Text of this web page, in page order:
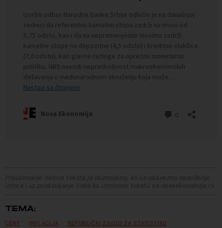
Preuzimanje delova teksta je dozvoljeno, ali uz obavezno navođenje
izvora i uz postavljanje linka ka izvornom tekstu na novaekonomija.rs
TEMA:
CENE INFLACIJA REPUBLIČKI ZAVOD ZA STATISTIKU